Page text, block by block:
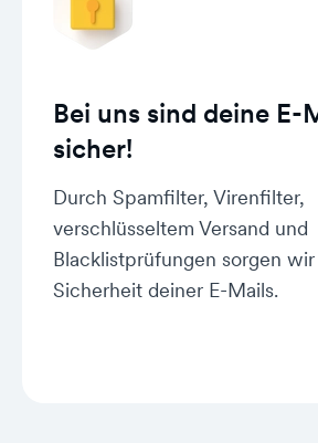
Bei uns sind deine E-
sicher!
Durch Spamfilter, Virenfilter,
verschlüsseltem Versand und
Blacklistprüfungen sorgen
Sicherheit deiner E-Mails.